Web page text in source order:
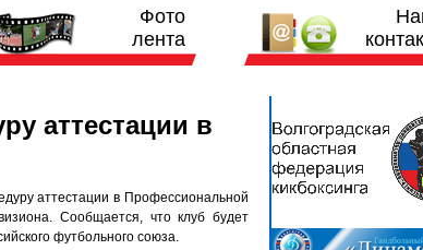
Фото
лента
аттестации в
аттестации в Профессиональной
Сообщается, что клуб будет
футбольного союза.